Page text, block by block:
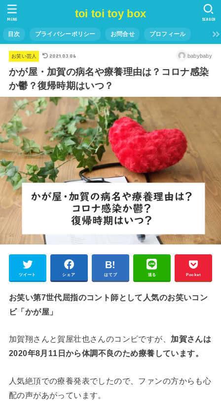
toi toi toy box
目次 プライバシーポリシー お問合せ プロフィール
SEARCH
MENU
お笑い芸人 2021.03.06 babybaby
かが屋・加賀の病名や療養理由は？コロナ感染
か鬱？復帰時期はいつ？
ツイート シェア はてブ 送る Pocket
お笑い第7世代屈指のコント師として人気のお笑いコン
ビ「かが屋」
加賀翔さんと賀屋壮也さんのコンビですが、 加賀さんは
2020年8月11日から体調不良のため療養しています。
人気絶頂での療養発表でしたので、ファンの方からも心
配の声があがっています。